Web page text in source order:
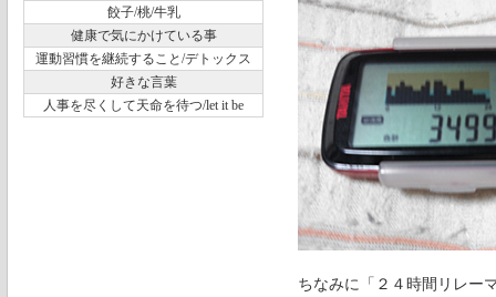
餃子/桃/牛乳
健康で気にかけている事
運動習慣を継続すること/デトックス
好きな言葉
人事を尽くして天命を待つ/let it be
ちなみに「２４時間リレー